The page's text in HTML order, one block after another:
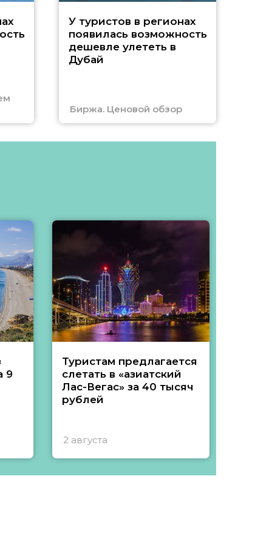
У туристов в регионах
появилась возможность
дешевле улететь в
Дубай
Биржа. Ценовой обзор
9
Туристам предлагается
слетать в «азиатский
Лас-Вегас» за 40 тысяч
рублей
2 августа